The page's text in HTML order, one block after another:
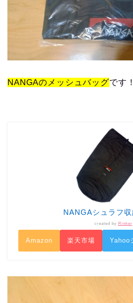
NANGAのメッシュバッグです！
NANGAシュラフ
created by Rinker
Amazon 楽天市場 Yahoo